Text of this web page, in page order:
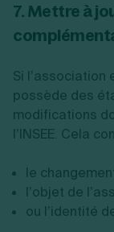
7. Mettre à
Si l’association
possède des
modifications
l’INSEE. Cela
le
l’objet de
ou l’identité